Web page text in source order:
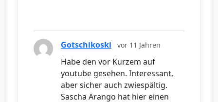
Gotschikoski vor 11 Jahren
Habe den vor Kurzem auf
youtube gesehen. Interessant,
aber sicher auch zwiespältig.
Sascha Arango hat hier einen